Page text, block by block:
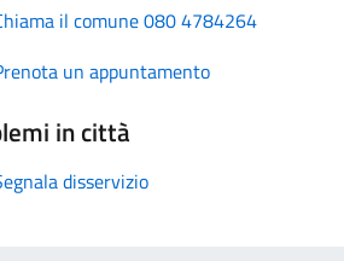
il comune 080 4784264
un appuntamento
in città
disservizio